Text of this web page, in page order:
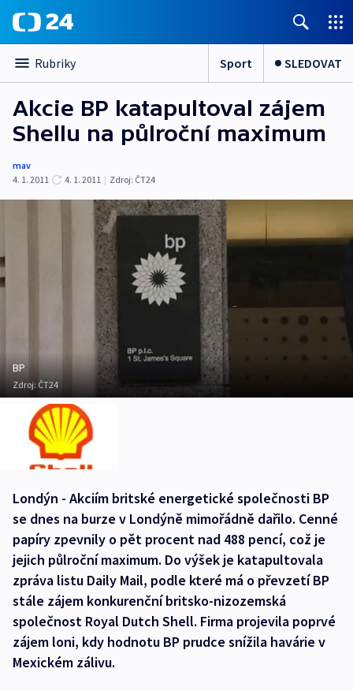
Rubriky Sport SLEDOVAT
Akcie BP katapultoval zájem
Shellu na půlroční maximum
mav
4. 1. 2011
4. 1. 2011 | Zdroj: ČT24
BP
Zdroj: ČT24
Londýn - Akciím britské energetické společnosti BP
se dnes na burze v Londýně mimořádně dařilo. Cenné
papíry zpevnily o pět procent nad 488 pencí, což je
jejich půlroční maximum. Do výšek je katapultovala
zpráva listu Daily Mail, podle které má o převzetí BP
stále zájem konkurenční britsko-nizozemská
společnost Royal Dutch Shell. Firma projevila poprvé
zájem loni, kdy hodnotu BP prudce snížila havárie v
Mexickém zálivu.